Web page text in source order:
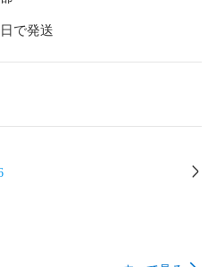
合は商品状態に表記をしてお
の性質に影響しない付属品は
。
リアルコード等は利用できな
ハンカチ等)は保管や発送時の
で発送